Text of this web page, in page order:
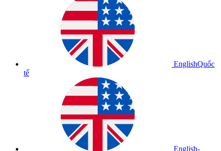
EnglishQuốc
tế
English-